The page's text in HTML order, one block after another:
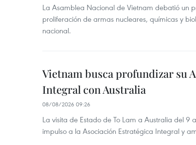
La Asamblea Nacional de Vietnam debatió un
proliferación de armas nucleares, químicas y
nacional.
Vietnam busca profundizar su
Integral con Australia
08/08/2026 09:26
La visita de Estado de To Lam a Australia del 9
impulso a la Asociación Estratégica Integral y